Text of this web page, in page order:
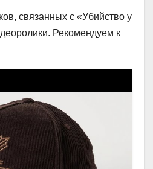
связанных с «Убийство у
Рекомендуем к